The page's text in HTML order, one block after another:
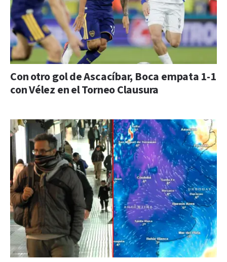
Con otro gol de Ascacíbar, Boca empata 1-1
con Vélez en el Torneo Clausura